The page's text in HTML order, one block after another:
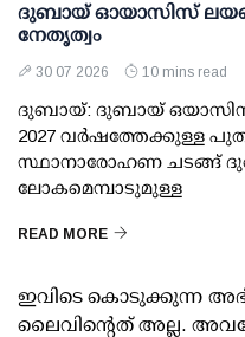
ദുബായ് ഓയാസിസ്
നേതൃത്വം
30 07 2026 10 mins read
ദുബായ്: ദുബായ് ഒയാസിസ്
2027 വർഷത്തേക്കുള്ള
സ്ഥാനാരോഹണ ചടങ്ങ്
ലോകമെമ്പാടുമുള്ള
READ MORE
ഇവിടെ കൊടുക്കുന്ന
ലൈവിന്റെത് അല്ല.